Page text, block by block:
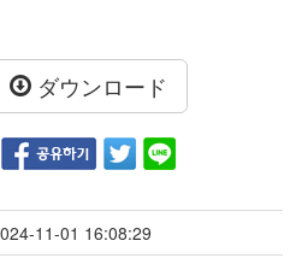
ダウンロード
11-01 16:08:29